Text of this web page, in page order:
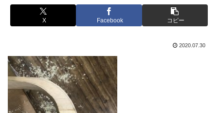
X Facebook コピー
2020.07.30